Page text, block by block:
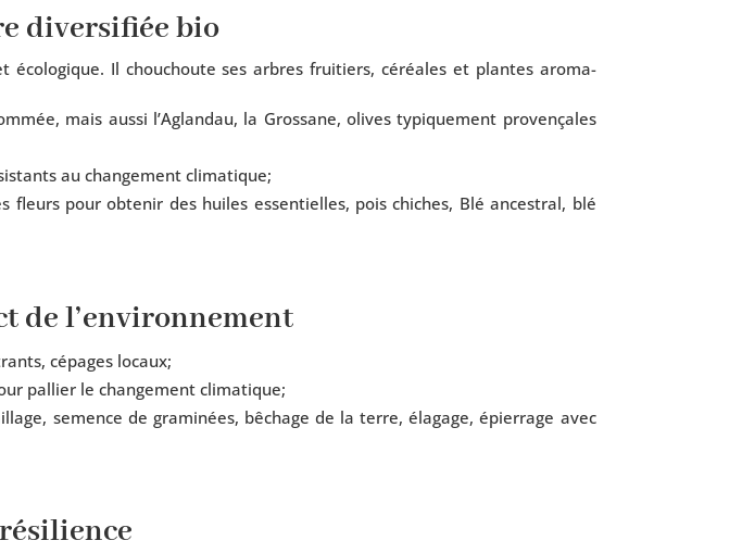
diversifiée bio
éco­lo­gique. Il chou­choute ses arbres frui­tiers, céréales et plantes aro­ma­
mais aus­si l’Aglandau, la Grossane, olives typi­que­ment pro­ven­çales
au chan­ge­ment climatique;
pour obte­nir des huiles essen­tielles, pois chiches, Blé ances­tral, blé
de l’environnement
cépages locaux;
pal­lier le chan­ge­ment climatique;
semence de gra­mi­nées, bêchage de la terre, éla­gage, épier­rage avec